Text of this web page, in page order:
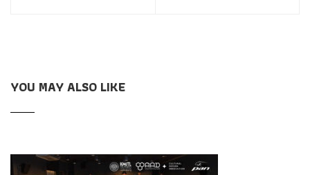
Certification Braindumps
people. How does Li Wu sayCSTE Certification Braindumps
YOU MAY ALSO LIKE